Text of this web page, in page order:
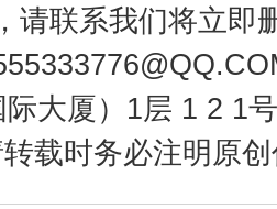
请联系我们将立即
大厦）1层 1 2 1
载时务必注明原
今